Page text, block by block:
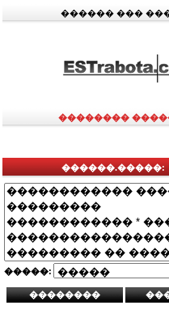
������ ���
��������
������.�����:
�����: